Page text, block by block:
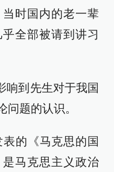
时国内的老一辈
全部被请到讲习
响到先生对于我国
题的认识。
的《马克思的国
马克思主义政治